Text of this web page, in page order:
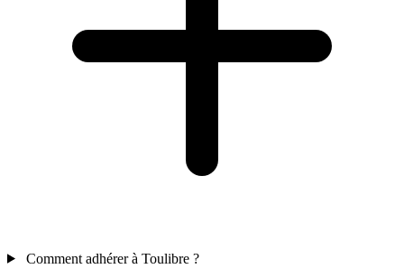
Comment adhérer à Toulibre ?